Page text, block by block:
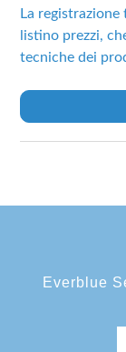
La
listino prezzi,
tecniche dei
Everblue